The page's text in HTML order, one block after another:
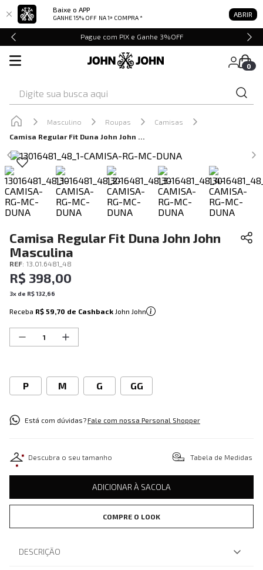
Baixe o APP
GANHE 15% OFF NA 1ª COMPRA * ABRIR
Pague com PIX e Ganhe 3%OFF
0
Masculino Roupas
Camisas
Camisa Regular Fit Duna John John Masculina
Camisa Regular Fit Duna John John
Masculina
REF: 13.01.6481_48
R$ 398,00
3x de R$132 66
Receba R$ 59,70 de Cashback John John
P M G GG
Está com dúvidas?Fale com nossa Personal Shopper
Descubra o seu tamanho Tabela de Medidas
ADICIONAR À SACOLA
COMPRE O LOOK
DESCRIÇÃO